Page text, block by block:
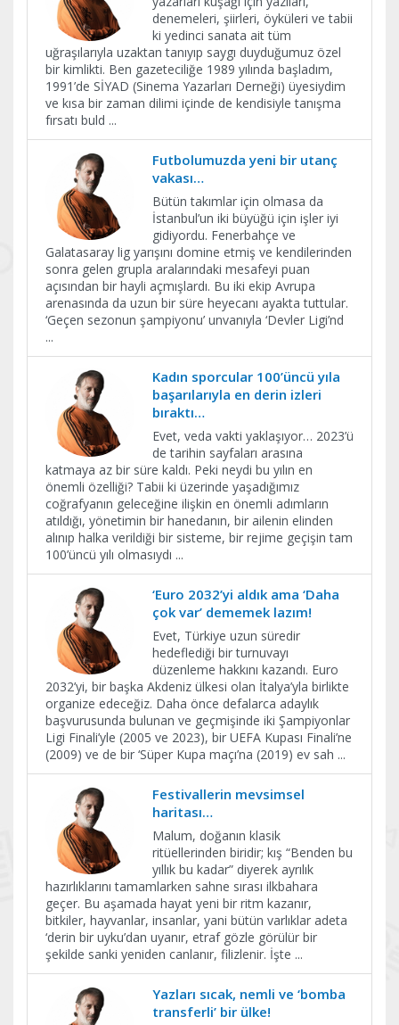
denemeleri, şiirleri, öyküleri ve tabii
ki yedinci sanata ait tüm
uğraşılarıyla uzaktan tanıyıp saygı duyduğumuz özel
bir kimlikti. Ben gazeteciliğe 1989 yılında başladım,
1991’de SİYAD (Sinema Yazarları Derneği) üyesiydim
ve kısa bir zaman dilimi içinde de kendisiyle tanışma
fırsatı buld ...
Futbolumuzda yeni bir utanç
vakası…
Bütün takımlar için olmasa da
İstanbul’un iki büyüğü için işler iyi
gidiyordu. Fenerbahçe ve
Galatasaray lig yarışını domine etmiş ve kendilerinden
sonra gelen grupla aralarındaki mesafeyi puan
açısından bir hayli açmışlardı. Bu iki ekip Avrupa
arenasında da uzun bir süre heyecanı ayakta tuttular.
‘Geçen sezonun şampiyonu’ unvanıyla ‘Devler Ligi’nd
...
Kadın sporcular 100’üncü yıla
başarılarıyla en derin izleri
bıraktı…
Evet, veda vakti yaklaşıyor… 2023’ü
de tarihin sayfaları arasına
katmaya az bir süre kaldı. Peki neydi bu yılın en
önemli özelliği? Tabii ki üzerinde yaşadığımız
coğrafyanın geleceğine ilişkin en önemli adımların
atıldığı, yönetimin bir hanedanın, bir ailenin elinden
alınıp halka verildiği bir sisteme, bir rejime geçişin tam
100’üncü yılı olmasıydı ...
‘Euro 2032’yi aldık ama ‘Daha
çok var’ dememek lazım!
Evet, Türkiye uzun süredir
hedeflediği bir turnuvayı
düzenleme hakkını kazandı. Euro
2032’yi, bir başka Akdeniz ülkesi olan İtalya’yla birlikte
organize edeceğiz. Daha önce defalarca adaylık
başvurusunda bulunan ve geçmişinde iki Şampiyonlar
Ligi Finali’yle (2005 ve 2023), bir UEFA Kupası Finali’ne
(2009) ve de bir ‘Süper Kupa maçı’na (2019) ev sah ...
Festivallerin mevsimsel
haritası…
Malum, doğanın klasik
ritüellerinden biridir; kış “Benden bu
yıllık bu kadar” diyerek ayrılık
hazırlıklarını tamamlarken sahne sırası ilkbahara
geçer. Bu aşamada hayat yeni bir ritm kazanır,
bitkiler, hayvanlar, insanlar, yani bütün varlıklar adeta
‘derin bir uyku’dan uyanır, etraf gözle görülür bir
şekilde sanki yeniden canlanır, filizlenir. İşte ...
Yazları sıcak, nemli ve ‘bomba
transferli’ bir ülke!